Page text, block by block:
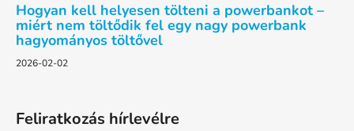
Hogyan kell helyesen tölteni a powerbankot –
miért nem töltődik fel egy nagy powerbank
hagyományos töltővel
2026-02-02
Feliratkozás hírlevélre